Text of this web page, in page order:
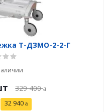
Т-ДЗМО-2-2-Г
329 400
32 940